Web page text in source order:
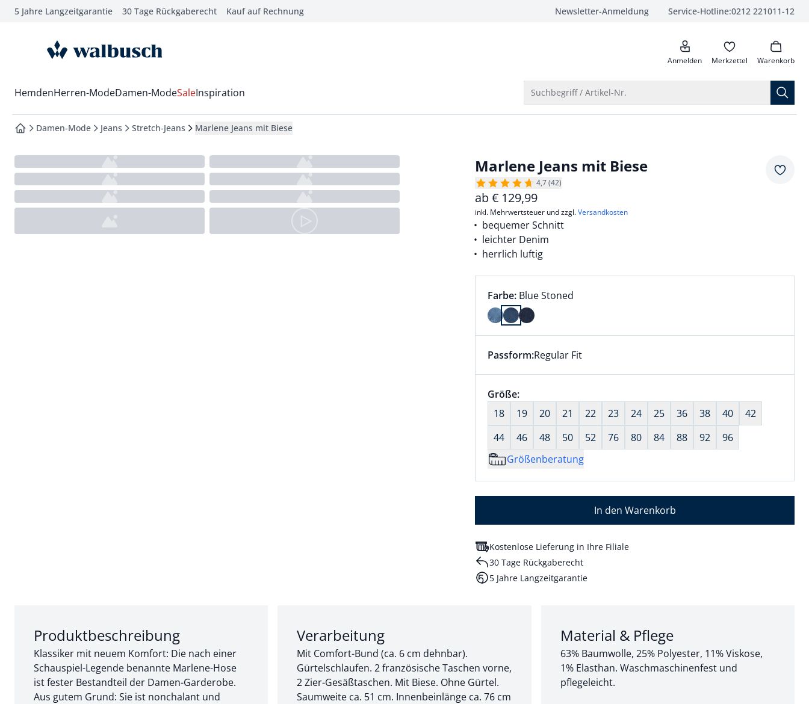
springen
springen
springen
5 Jahre Langzeitgarantie 30 Tage Rückgaberecht Kauf auf Rechnung Newsletter-Anmeldung Service-Hotline:0212 221011-12
anrufen
zur Startseite Anmelden Merkzettel Warenkorb
Wechsel in das Menü mit Pfeil-Runter Taste
HemdenHerren-ModeDamen-ModeSaleInspiration Suchbegriff / Artikel-Nr.
zur Startseite
Damen-Mode Jeans Stretch-Jeans Marlene Jeans mit Biese
Marlene Jeans mit Biese
4,7 (42)
ab€ 129,99
inkl. Mehrwertsteuer und zzgl.Versandkosten
bequemer Schnitt
leichter Denim
herrlich luftig
Farbauswahl:
Farbe: aktuell ausgewählt:
Blue Stoned
Farbe Blue Stoned ausgewählt
Dieser Artikel hat die Passform Regular Fit. für Informationen zu
Passform:Regular Fit
Größenauswahl:
Größe:nichts ausgewählt
18
19 20 21 22 23 24 25 36 38 40
42
44
46 48 50 52 76 80 84 88 92
96
Größenberatung
In den Warenkorb
Kostenlose Lieferung in Ihre Filiale
30 Tage Rückgaberecht
5 Jahre Langzeitgarantie
Abschnitt 1 von 3:
Produktbeschreibung
Klassiker mit neuem Komfort: Die nach einer
Schauspiel-Legende benannte Marlene-Hose
ist fester Bestandteil der Damen-Garderobe.
Aus gutem Grund: Sie ist nonchalant und
Abschnitt 2 von 3:
Verarbeitung
Mit Comfort-Bund (ca. 6 cm dehnbar).
Gürtelschlaufen. 2 französische Taschen vorne,
2 Zier-Gesäßtaschen. Mit Biese. Ohne Gürtel.
Saumweite ca. 51 cm. Innenbeinlänge ca. 76 cm
Abschnitt 3 von 3:
Material & Pflege
63% Baumwolle, 25% Polyester, 11% Viskose,
1% Elasthan. Waschmaschinenfest und
pflegeleicht.